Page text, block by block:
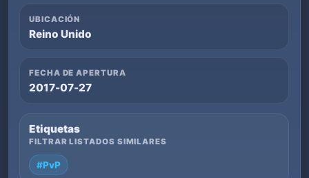
UBICACIÓN
Reino Unido
FECHA DE APERTURA
2017-07-27
Etiquetas
FILTRAR LISTADOS SIMILARES
#PvP